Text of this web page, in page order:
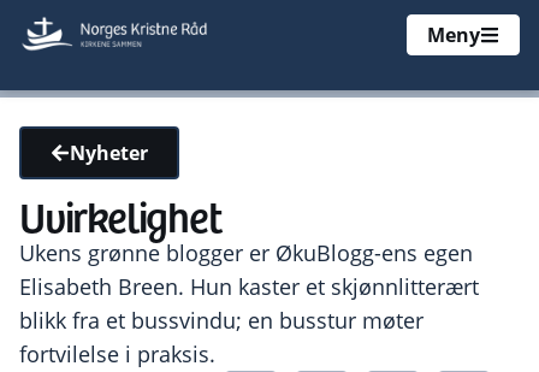
Meny
Nyheter
Uvirkelighet
Ukens grønne blogger er ØkuBlogg-ens egen
Elisabeth Breen. Hun kaster et skjønnlitterært
blikk fra et bussvindu; en busstur møter
fortvilelse i praksis.